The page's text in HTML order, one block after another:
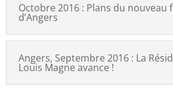
Octobre 2016 : Plans du nouveau
d’Angers
Angers, Septembre 2016 : La
Louis Magne avance !